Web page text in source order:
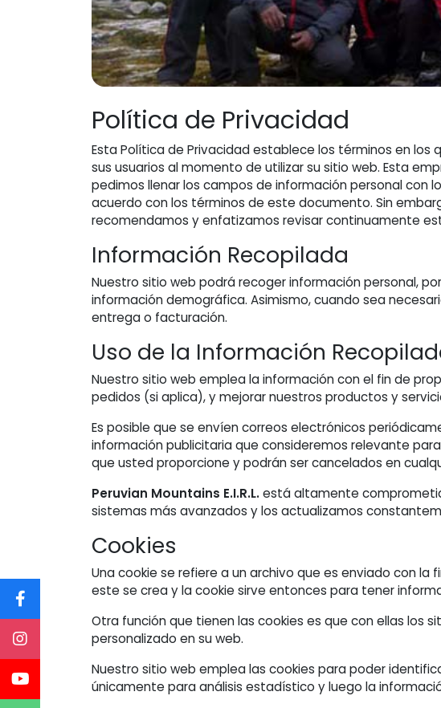
Política de Privacidad
Esta Política de Privacidad establece los términos en los
sus usuarios al momento de utilizar su sitio web. Esta
pedimos llenar los campos de información personal con
acuerdo con los términos de este documento. Sin
recomendamos y enfatizamos revisar continuamente
Información Recopilada
Nuestro sitio web podrá recoger información personal,
información demográfica. Asimismo, cuando sea
entrega o facturación.
Uso de la Información
Nuestro sitio web emplea la información con el fin de
pedidos (si aplica), y mejorar nuestros productos y
Es posible que se envíen correos electrónicos
información publicitaria que consideremos relevante
que usted proporcione y podrán ser cancelados en
Peruvian Mountains E.I.R.L.está altamente
sistemas más avanzados y los actualizamos
Cookies
Una cookie se refiere a un archivo que es enviado con
este se crea y la cookie sirve entonces para tener
Otra función que tienen las cookies es que con ellas los
personalizado en su web.
Nuestro sitio web emplea las cookies para poder
únicamente para análisis estadístico y luego la